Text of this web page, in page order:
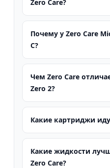
Zero Care?
Почему у Zero Care
C?
Чем Zero Care
Zero 2?
Какие картриджи
Какие жидкости
Zero Care?